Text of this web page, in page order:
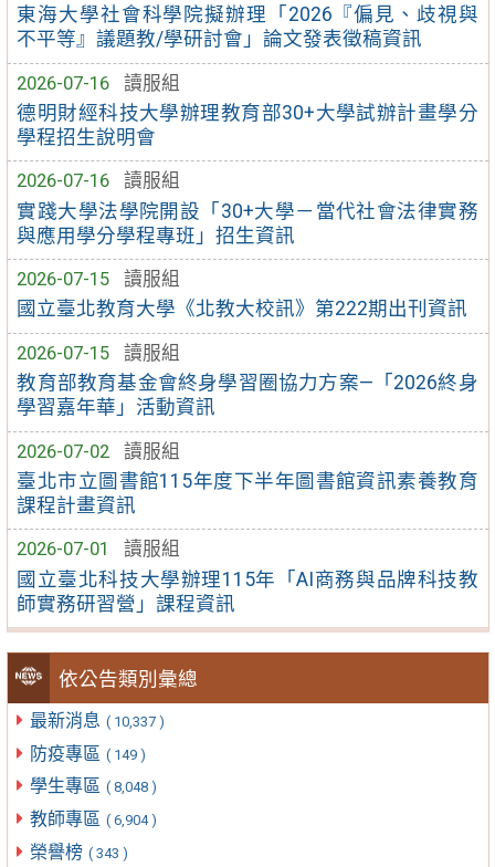
東海大學社會科學院擬辦理「2026『偏見、歧視與
不平等』議題教/學研討會」論文發表徵稿資訊
2026-07-16
讀服組
德明財經科技大學辦理教育部30+大學試辦計畫學分
學程招生說明會
2026-07-16
讀服組
實踐大學法學院開設「30+大學－當代社會法律實務
與應用學分學程專班」招生資訊
2026-07-15
讀服組
國立臺北教育大學《北教大校訊》第222期出刊資訊
2026-07-15
讀服組
教育部教育基金會終身學習圈協力方案—「2026終身
學習嘉年華」活動資訊
2026-07-02
讀服組
臺北市立圖書館115年度下半年圖書館資訊素養教育
課程計畫資訊
2026-07-01
讀服組
國立臺北科技大學辦理115年「AI商務與品牌科技教
師實務研習營」課程資訊
依公告類別彙總
最新消息 ( 10,337 )
防疫專區 ( 149 )
學生專區 ( 8,048 )
教師專區 ( 6,904 )
榮譽榜 ( 343 )